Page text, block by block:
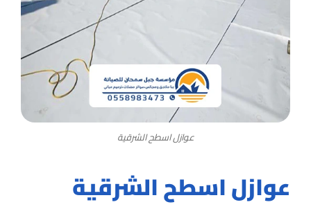
عوازل اسطح الشرقية
عوازل اسطح الشرقية